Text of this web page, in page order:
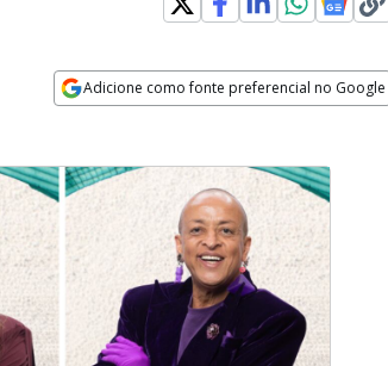
Adicione como fonte preferencial no Google